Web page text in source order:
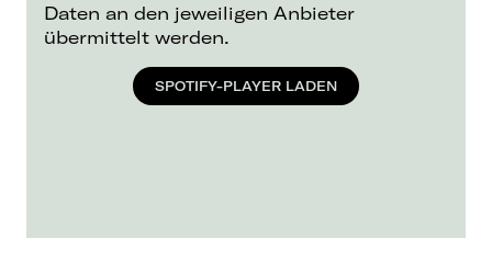
Daten an den jeweiligen Anbieter
übermittelt werden.
SPOTIFY-PLAYER LADEN